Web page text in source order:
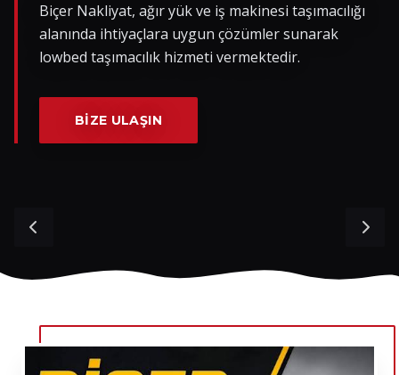
İletişim
Biçer Nakliyat, ağır yük ve iş makinesi taşımacılığı
alanında ihtiyaçlara uygun çözümler sunarak
lowbed taşımacılık hizmeti vermektedir.
BIZE ULAŞIN